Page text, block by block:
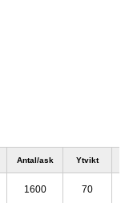
Antal/ask Ytvikt
1600 70